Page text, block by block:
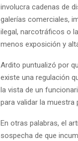
involucra cadenas de
galerías comerciales,
ilegal, narcotráficos o
menos exposición y
Ardito puntualizó por
existe una regulación
la vista de un
para validar la muestra
En otras palabras, el
sospecha de que